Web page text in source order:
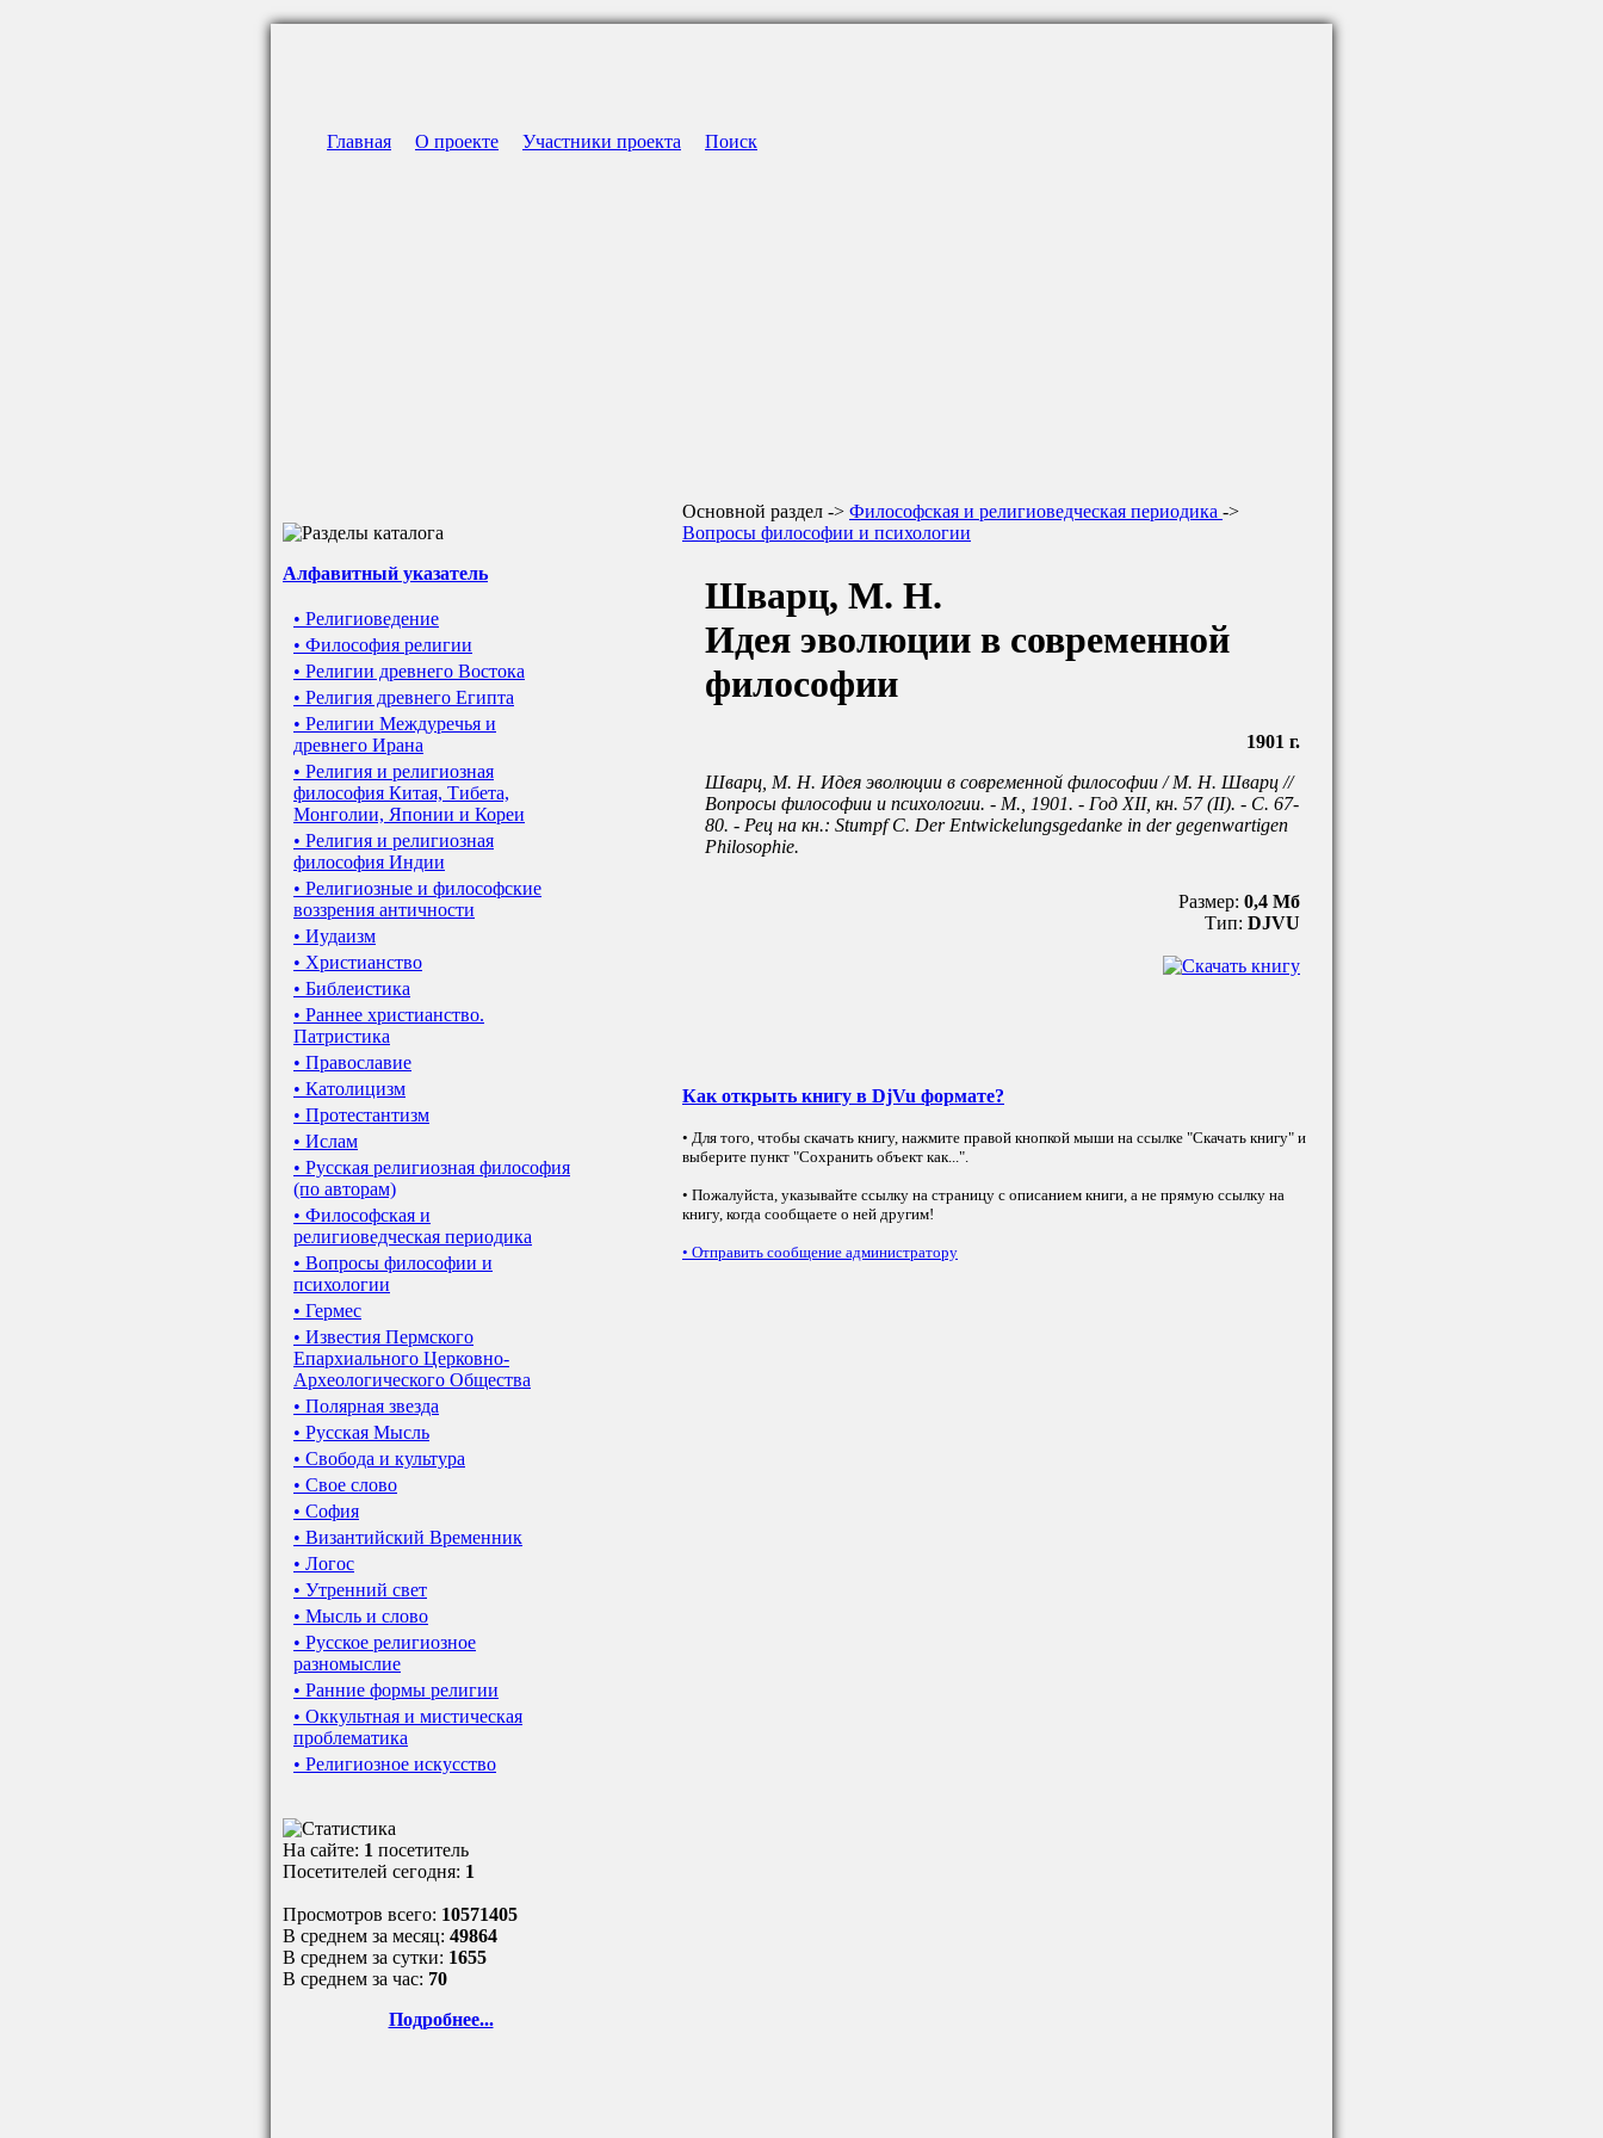
Главная О проекте Участники проекта Поиск
Алфавитный указатель
• Религиоведение
• Философия религии
• Религии древнего Востока
• Религия древнего Египта
• Религии Междуречья и
древнего Ирана
• Религия и религиозная
философия Китая, Тибета,
Монголии, Японии и Кореи
• Религия и религиозная
философия Индии
• Религиозные и философские
воззрения античности
• Иудаизм
• Христианство
• Библеистика
• Раннее христианство.
Патристика
• Православие
• Католицизм
• Протестантизм
• Ислам
• Русская религиозная философия
(по авторам)
• Философская и
религиоведческая периодика
• Вопросы философии и
психологии
• Гермес
• Известия Пермского
Епархиального Церковно-
Археологического Общества
• Полярная звезда
• Русская Мысль
• Свобода и культура
• Свое слово
• София
• Византийский Временник
• Логос
• Утренний свет
• Мысль и слово
• Русское религиозное
разномыслие
• Ранние формы религии
• Оккультная и мистическая
проблематика
• Религиозное искусство
На сайте: 1 посетитель
Посетителей сегодня: 1
Просмотров всего: 10571405
В среднем за месяц: 49864
В среднем за сутки: 1655
В среднем за час: 70
Подробнее...
Основной раздел -> Философская и религиоведческая периодика ->
Вопросы философии и психологии
Шварц, М. Н.
Идея эволюции в современной
философии
1901 г.
Шварц, М. Н. Идея эволюции в современной философии / М. Н. Шварц //
Вопросы философии и психологии. - М., 1901. - Год XII, кн. 57 (II). - С. 67-
80. - Рец на кн.: Stumpf C. Der Entwickelungsgedanke in der gegenwartigen
Philosophie.
Размер: 0,4 Мб
Тип: DJVU
Как открыть книгу в DjVu формате?
• Для того, чтобы скачать книгу, нажмите правой кнопкой мыши на ссылке "Скачать книгу" и
выберите пункт "Сохранить объект как...".
• Пожалуйста, указывайте ссылку на страницу с описанием книги, а не прямую ссылку на
книгу, когда сообщаете о ней другим!
• Отправить сообщение администратору